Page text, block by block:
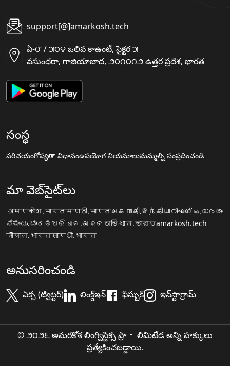
support[@]amarkosh.tech
ఏ-౮ / ౫౦౪ ఒలివ కాఉంటీ, సైక్టర ౫
వసుంధరా, గాజియాబాద, ౨౦౧౦౧౨ ఉత్తర ప్రదేశ, భారత
సంస్థ
పరిచయంగోప్యతా విధానంఉపయోగ నియమాలుమమ్మల్ని సంప్రదించండి
మా వెబ్‌సైట్‌లు
अमरकोश.भारतमराठी.भारतஅகராதி.இந்தியாനിഘണ്ടു.ഭാരതം
ನಿಘಂಟು.ಭಾರತ ଅଭିଧାନ.ଭାରତ অভিধান.ভারতamarkosh.tech
चौपाल.भारतसारथी.भारत
అనుసరించండి
ఏక్స (ట్విట్టర్) లింక్డ్ఇన్ ఫేస్బుక్ ఇన్‌స్టాగ్రామ్
© ౨౦౨౬ అమరకోశ లింగ్విస్టిక్స ప్రా॰ లిమిటేడ అన్ని హక్కులు
ప్రత్యేకించబడ్డాయి.